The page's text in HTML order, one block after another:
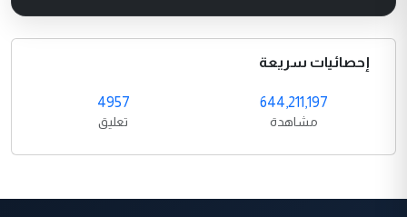
إحصائيات سريعة
644,211,197
مشاهدة
4957
تعليق